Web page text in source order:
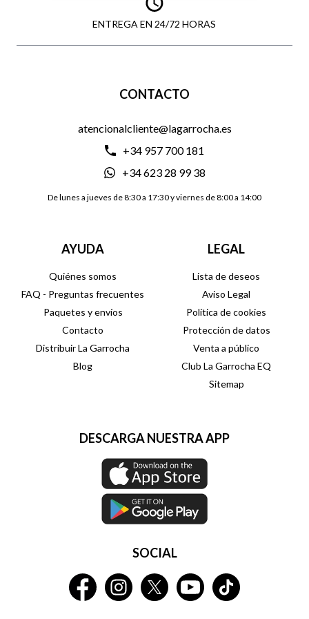
ENTREGA EN 24/72 HORAS
CONTACTO
atencionalcliente@lagarrocha.es
+34 957 700 181
+34 623 28 99 38
De lunes a jueves de 8:30 a 17:30 y viernes de 8:00 a 14:00
AYUDA
Quiénes somos
FAQ - Preguntas frecuentes
Paquetes y envíos
Contacto
Distribuir La Garrocha
Blog
LEGAL
Lista de deseos
Aviso Legal
Política de cookies
Protección de datos
Venta a público
Club La Garrocha EQ
Sitemap
DESCARGA NUESTRA APP
SOCIAL